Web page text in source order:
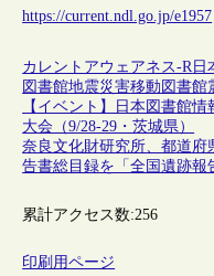
https://current.ndl.go.jp/e1957
カレントアウェアネス-R日
図書館地震災害移動図書館
【イベント】日本図書館
大会（9/28-29・茨城県）
奈良文化財研究所、都道府
告書総目録を「全国遺跡報
累計アクセス数:256
印刷用ページ